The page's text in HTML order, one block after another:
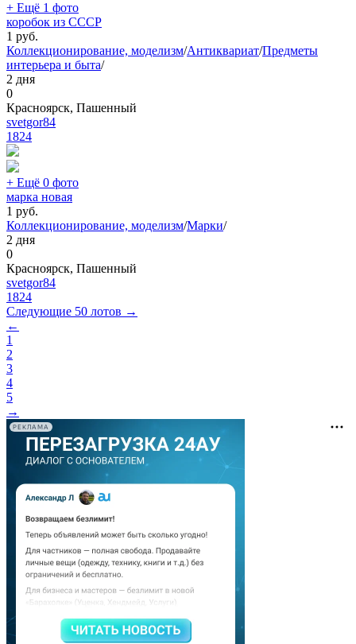
+ Ещё 1 фото
коробок из СССР
1 руб.
Коллекционирование, моделизм/Антиквариат/Предметы
интерьера и быта/
2 дня
0
Красноярск, Пашенный
svetgor84
1824
+ Ещё 0 фото
марка новая
1 руб.
Коллекционирование, моделизм/Марки/
2 дня
0
Красноярск, Пашенный
svetgor84
1824
Следующие 50 лотов →
←
1
2
3
4
5
→
РЕКЛАМА